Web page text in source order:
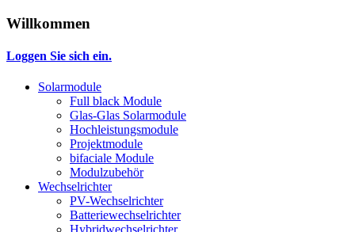
Willkommen
Loggen Sie sich ein.
Solarmodule
Full black Module
Glas-Glas Solarmodule
Hochleistungsmodule
Projektmodule
bifaciale Module
Modulzubehör
Wechselrichter
PV-Wechselrichter
Batteriewechselrichter